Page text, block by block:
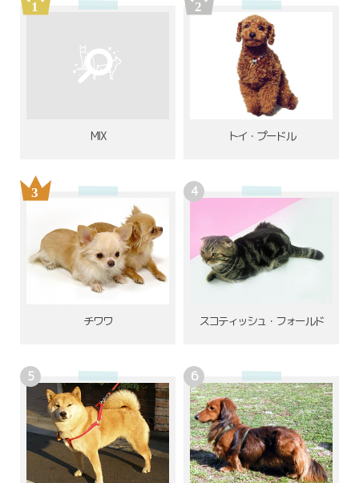
MIX トイ・プードル
チワワ スコティッシュ・フォールド